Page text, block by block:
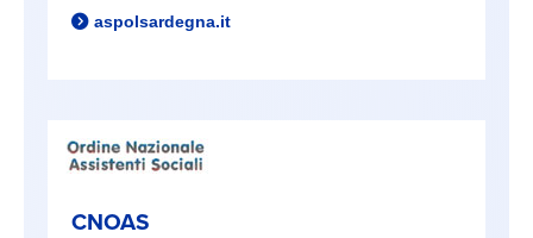
aspolsardegna.it
CNOAS